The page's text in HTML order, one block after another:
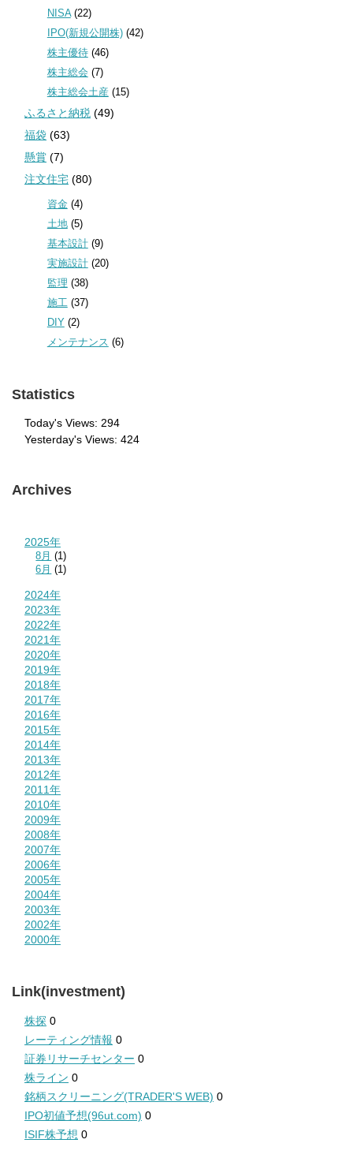
NISA(22)
IPO(新規公開株)(42)
株主優待(46)
株主総会 (7)
株主総会土産 (15)
ふるさと納税 (49)
福袋 (63)
懸賞 (7)
注文住宅 (80)
資金(4)
土地(5)
基本設計(9)
実施設計(20)
監理 (38)
施工 (37)
DIY(2)
メンテナンス (6)
Statistics
Today's Views: 294
Yesterday's Views: 424
Archives
2025年
8月 (1)
6月 (1)
2024年
2023年
2022年
2021年
2020年
2019年
2018年
2017年
2016年
2015年
2014年
2013年
2012年
2011年
2010年
2009年
2008年
2007年
2006年
2005年
2004年
2003年
2002年
2000年
Link(investment)
株探 0
レーティング情報 0
証券リサーチセンター 0
株ライン 0
銘柄スクリーニング(TRADER'S WEB) 0
IPO初値予想(96ut.com) 0
ISIF株予想 0